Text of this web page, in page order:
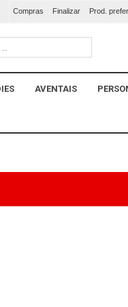
Compras Finalizar Prod.
AVENTAIS